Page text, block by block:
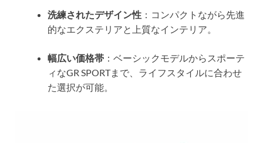
洗練されたデザイン性 ：コンパクトながら先進
的なエクステリアと上質なインテリア。
幅広い価格帯 ：ベーシックモデルからスポーテ
ィなGR SPORTまで、ライフスタイルに合わせ
た選択が可能。